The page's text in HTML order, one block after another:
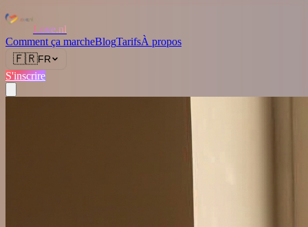
Love.nl
Comment ça marcheBlogTarifsÀ propos
🇫🇷FR
S'inscrire